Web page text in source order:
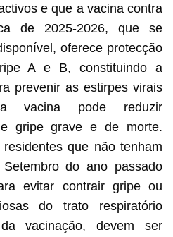
e que a vacina contra
de 2025-2026, que se
oferece protecção
A e B, constituindo a
prevenir as estirpes virais
vacina pode reduzir
gripe grave e de morte.
que não tenham
do ano passado
evitar contrair gripe ou
do trato respiratório
vacinação, devem ser